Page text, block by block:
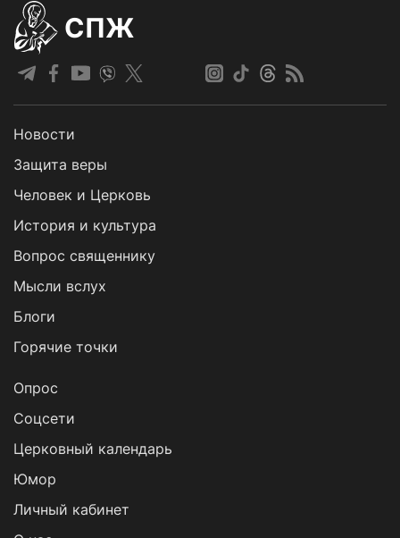
СПЖ
Новости
Защита веры
Человек и Церковь
История и культура
Вопрос священнику
Мысли вслух
Блоги
Горячие точки
Опрос
Cоцсети
Церковный календарь
Юмор
Личный кабинет